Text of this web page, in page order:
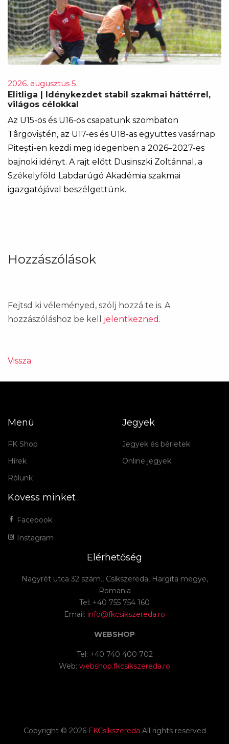
2026. augusztus 5.
Elitliga | Idénykezdet stabil szakmai háttérrel,
világos célokkal
Az U15-ös és U16-os csapatunk szombaton
Târgoviștén, az U17-es és U18-as együttes vasárnap
Pitești-en kezdi meg idegenben a 2026–2027-es
bajnoki idényt. A rajt előtt Dusinszki Zoltánnal, a
Székelyföld Labdarúgó Akadémia szakmai
igazgatójával beszélgettünk.
Hozzászólások
Fejtsd ki véleményed, szólj hozzá te is. A
hozzászóláshoz be kell jelentkezned .
Vissza
Menü
FK Shop
Hírek
Rólunk
Jegyek
Jegyek és bérletek
Online jegyek
Kövess minket
Facebook
Instagram
Elérhetőség
Nagyrét utca 32 szám., Csíkszereda, Hargita megye,
Romania
Tel: +40 755 754 160
Email: info@fkcsikszereda.ro
WEBSHOP
Tel: +40 740 400 702
Web: webshop.fkcsikszereda.ro
Copyright © 2026 FKCsíkszereda All rights reserved